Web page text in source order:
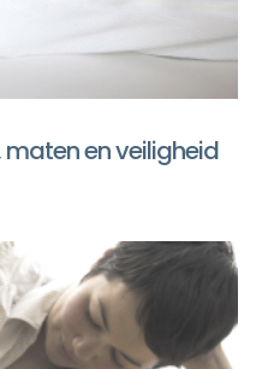
en veiligheid